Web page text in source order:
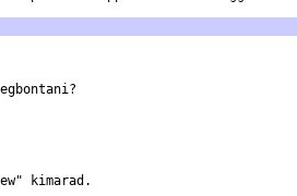
kimarad.